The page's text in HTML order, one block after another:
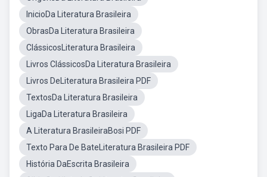
InicioDa Literatura Brasileira
ObrasDa Literatura Brasileira
ClássicosLiteratura Brasileira
Livros ClássicosDa Literatura Brasileira
Livros DeLiteratura Brasileira PDF
TextosDa Literatura Brasileira
LigaDa Literatura Brasileira
A Literatura BrasileiraBosi PDF
Texto Para De BateLiteratura Brasileira PDF
História DaEscrita Brasileira